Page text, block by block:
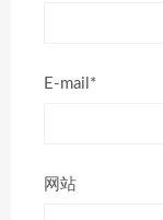
E-mail*
网站